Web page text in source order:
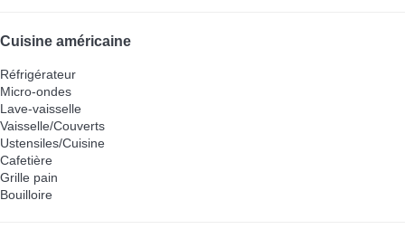
Cuisine américaine
Réfrigérateur
Micro-ondes
Lave-vaisselle
Vaisselle/Couverts
Ustensiles/Cuisine
Cafetière
Grille pain
Bouilloire